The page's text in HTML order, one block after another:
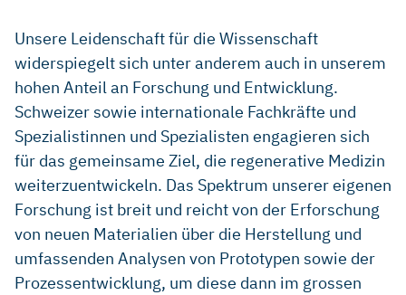
Unsere Leidenschaft für die Wissenschaft
widerspiegelt sich unter anderem auch in unserem
hohen Anteil an Forschung und Entwicklung.
Schweizer sowie internationale Fachkräfte und
Spezialistinnen und Spezialisten engagieren sich
für das gemeinsame Ziel, die regenerative Medizin
weiterzuentwickeln. Das Spektrum unserer eigenen
Forschung ist breit und reicht von der Erforschung
von neuen Materialien über die Herstellung und
umfassenden Analysen von Prototypen sowie der
Prozessentwicklung, um diese dann im grossen